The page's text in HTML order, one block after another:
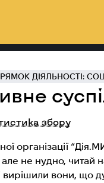
ДІЯЛЬНОСТІ:
збору
організації
не нудно, читай
вирішили вони, що